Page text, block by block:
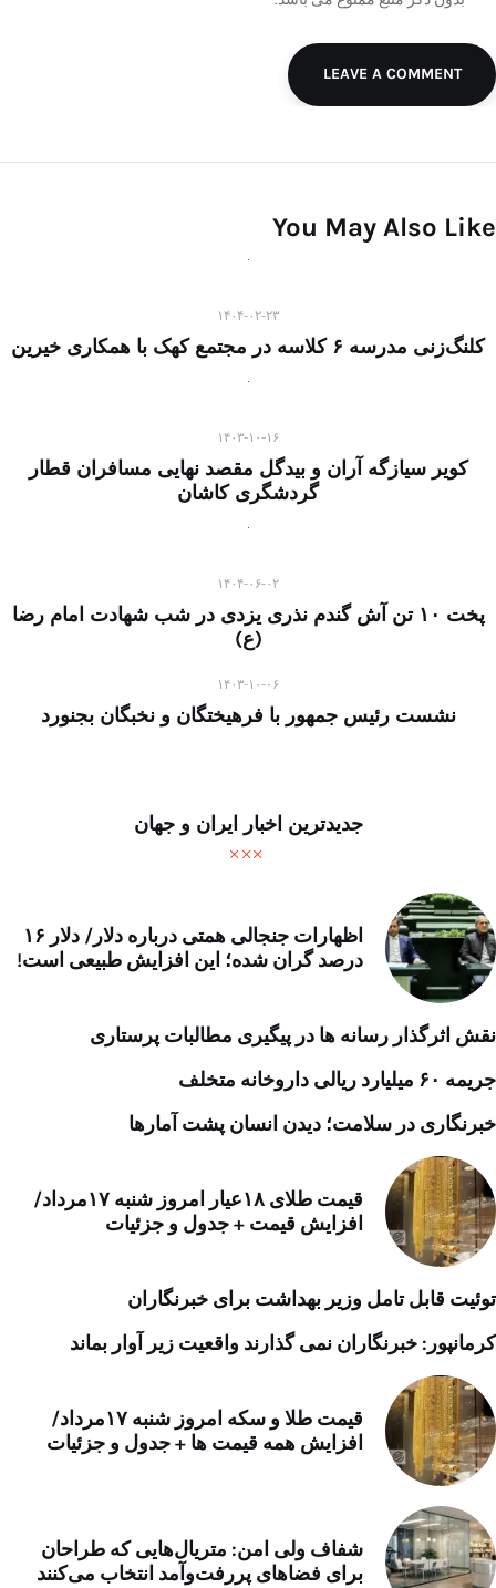
LEAVE A COMMENT
You May Also Like
۱۴۰۴-۰۲-۲۳
کلنگ‌زنی مدرسه ۶ کلاسه در مجتمع کهک با همکاری خیرین
۱۴۰۳-۱۰-۱۶
کویر سیازگه آران و بیدگل مقصد نهایی مسافران قطار
گردشگری کاشان
۱۴۰۴-۰۶-۰۲
پخت ۱۰ تن آش گندم نذری یزدی در شب شهادت امام رضا
(ع)
۱۴۰۳-۱۰-۰۶
نشست رئیس جمهور با فرهیختگان و نخبگان بجنورد
جدیدترین اخبار ایران و جهان
اظهارات جنجالی همتی درباره دلار/ دلار ۱۶
درصد گران شده؛ این افزایش طبیعی است!
نقش اثرگذار رسانه ها در پیگیری مطالبات پرستاری
جریمه ۶۰ میلیارد ریالی داروخانه متخلف
خبرنگاری در سلامت؛ دیدن انسان پشت آمارها
قیمت طلای ۱۸عیار امروز شنبه ۱۷مرداد/
افزایش قیمت + جدول و جزئیات
توئیت قابل تامل وزیر بهداشت برای خبرنگاران
کرمانپور: خبرنگاران نمی گذارند واقعیت زیر آوار بماند
قیمت طلا و سکه امروز شنبه ۱۷مرداد/
افزایش همه قیمت ها + جدول و جزئیات
شفاف ولی امن: متریال‌هایی که طراحان
برای فضاهای پررفت‌وآمد انتخاب می‌کنند